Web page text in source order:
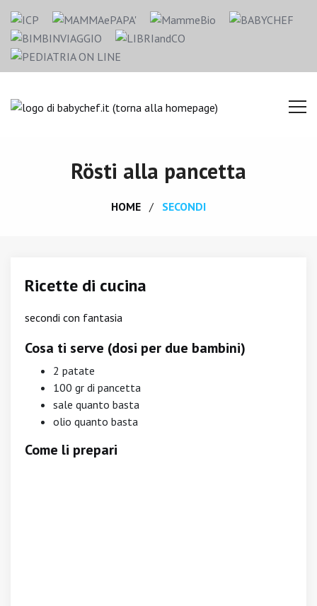
Rösti alla pancetta
HOME SECONDI
Ricette di cucina
secondi con fantasia
Cosa ti serve (dosi per due bambini)
2 patate
100 gr di pancetta
sale quanto basta
olio quanto basta
Come li prepari